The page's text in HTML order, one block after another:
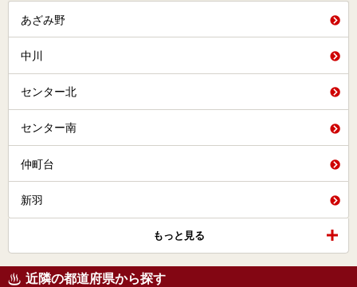
あざみ野
中川
センター北
センター南
仲町台
新羽
もっと見る
近隣の都道府県から探す